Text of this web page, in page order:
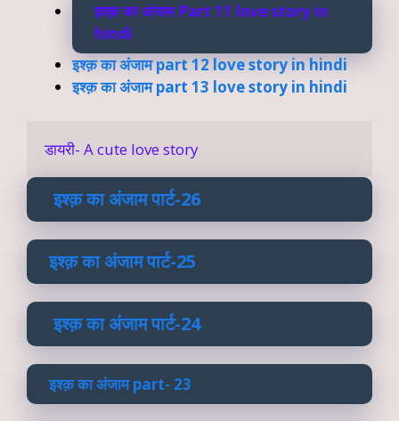
इश्क़ का अंजाम Part 11 love story in
hindi
इश्क़ का अंजाम part 12 love story in hindi
इश्क़ का अंजाम part 13 love story in hindi
डायरी- A cute love story
इश्क़ का अंजाम पार्ट-26
इश्क़ का अंजाम पार्ट-25
इश्क़ का अंजाम पार्ट-24
इश्क़ का अंजाम part- 23